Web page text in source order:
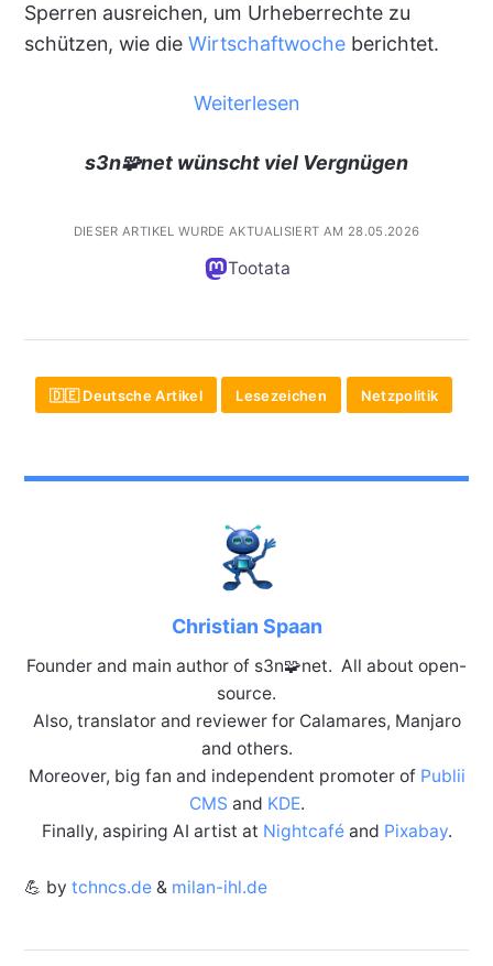
Sperren ausreichen, um Urheberrechte zu
schützen, wie die Wirtschaftwocheberichtet.
Weiterlesen
s3n🧩net wünscht viel Vergnügen
DIESER ARTIKEL WURDE AKTUALISIERT AM 28.05.2026
Tootata
🇩🇪 Deutsche Artikel Lesezeichen Netzpolitik
Christian Spaan
Founder and main author of s3n🧩net. All about open-
source.
Also, translator and reviewer for Calamares, Manjaro
and others.
Moreover, big fan and independent promoter of Publii
CMS and KDE.
Finally, aspiring AI artist at Nightcaféand Pixabay.
💪 by tchncs.de& milan-ihl.de